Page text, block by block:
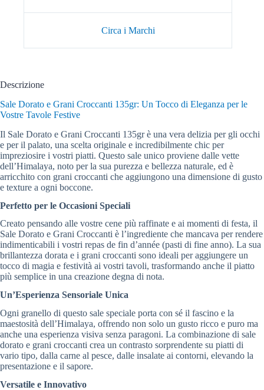
Circa i Marchi
Descrizione
Sale Dorato e Grani Croccanti 135gr: Un Tocco di Eleganza per le
Vostre Tavole Festive
Il Sale Dorato e Grani Croccanti 135gr è una vera delizia per gli occhi
e per il palato, una scelta originale e incredibilmente chic per
impreziosire i vostri piatti. Questo sale unico proviene dalle vette
dell’Himalaya, noto per la sua purezza e bellezza naturale, ed è
arricchito con grani croccanti che aggiungono una dimensione di gusto
e texture a ogni boccone.
Perfetto per le Occasioni Speciali
Creato pensando alle vostre cene più raffinate e ai momenti di festa, il
Sale Dorato e Grani Croccanti è l’ingrediente che mancava per rendere
indimenticabili i vostri repas de fin d’année (pasti di fine anno). La sua
brillantezza dorata e i grani croccanti sono ideali per aggiungere un
tocco di magia e festività ai vostri tavoli, trasformando anche il piatto
più semplice in una creazione degna di nota.
Un’Esperienza Sensoriale Unica
Ogni granello di questo sale speciale porta con sé il fascino e la
maestosità dell’Himalaya, offrendo non solo un gusto ricco e puro ma
anche una esperienza visiva senza paragoni. La combinazione di sale
dorato e grani croccanti crea un contrasto sorprendente su piatti di
vario tipo, dalla carne al pesce, dalle insalate ai contorni, elevando la
presentazione e il sapore.
Versatile e Innovativo